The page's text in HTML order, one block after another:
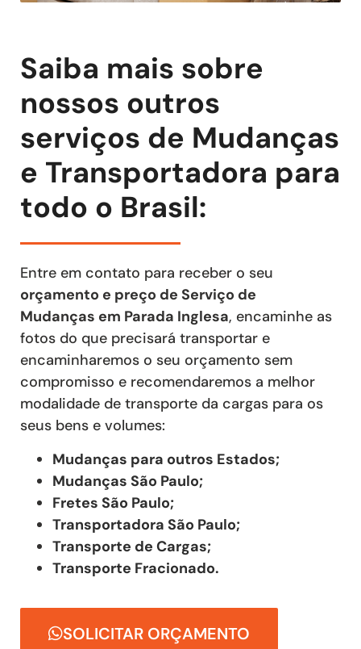
Saiba mais sobre
nossos outros
serviços de Mudanças
e Transportadora para
todo o Brasil:
Entre em contato para receber o seu
orçamento e preço de Serviço de
Mudanças em Parada Inglesa, encaminhe as
fotos do que precisará transportar e
encaminharemos o seu orçamento sem
compromisso e recomendaremos a melhor
modalidade de transporte da cargas para os
seus bens e volumes:
Mudanças para outros Estados;
Mudanças São Paulo;
Fretes São Paulo;
Transportadora São Paulo;
Transporte de Cargas;
Transporte Fracionado.
SOLICITAR ORÇAMENTO